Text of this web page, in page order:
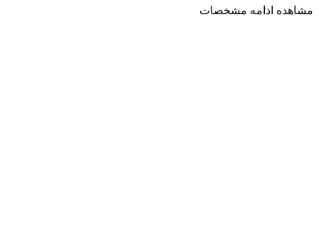
مشاهده ادامه مشخصات